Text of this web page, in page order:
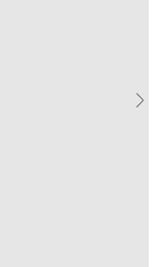
Next